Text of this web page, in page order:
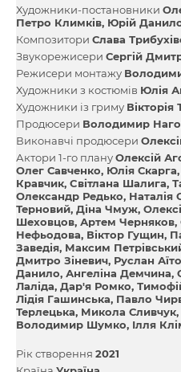
Художники-постановники
Петро Климків Юрій
Композитори Слава
Звукорежисери Сергій
Режисери монтажу
Художники з костюмів Юлія
Художники із гриму Вікторія
Продюсери Володимир
Виконавчі продюсери
Актори 1-го плануОлексій
Олег Савченко Юлія Скарга
Кравчик Cвітлана Шалига
Олександр Редько Наталія
Терновий Діна Чмуж
Шеховцов Артем Черняков
Нефьодова Віктор Гущин
Заведія Максим
Дмитро Зіневич Руслан
Данило Ангеліна Демчина
Лаліда Дар'я Ромко
Лідія Гашинська Павло
Терлецька Микола Сливчук
Володимир Шумко Ілля
Рік створення 2021